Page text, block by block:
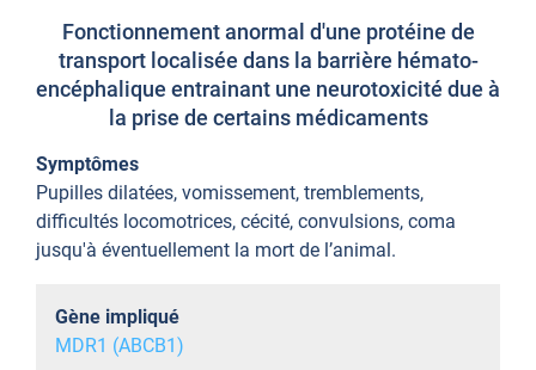
Fonctionnement anormal d'une protéine de
transport localisée dans la barrière hémato-
encéphalique entrainant une neurotoxicité due à
la prise de certains médicaments
Symptômes
Pupilles dilatées, vomissement, tremblements,
difficultés locomotrices, cécité, convulsions, coma
jusqu'à éventuellement la mort de l’animal.
Gène impliqué
MDR1 (ABCB1)